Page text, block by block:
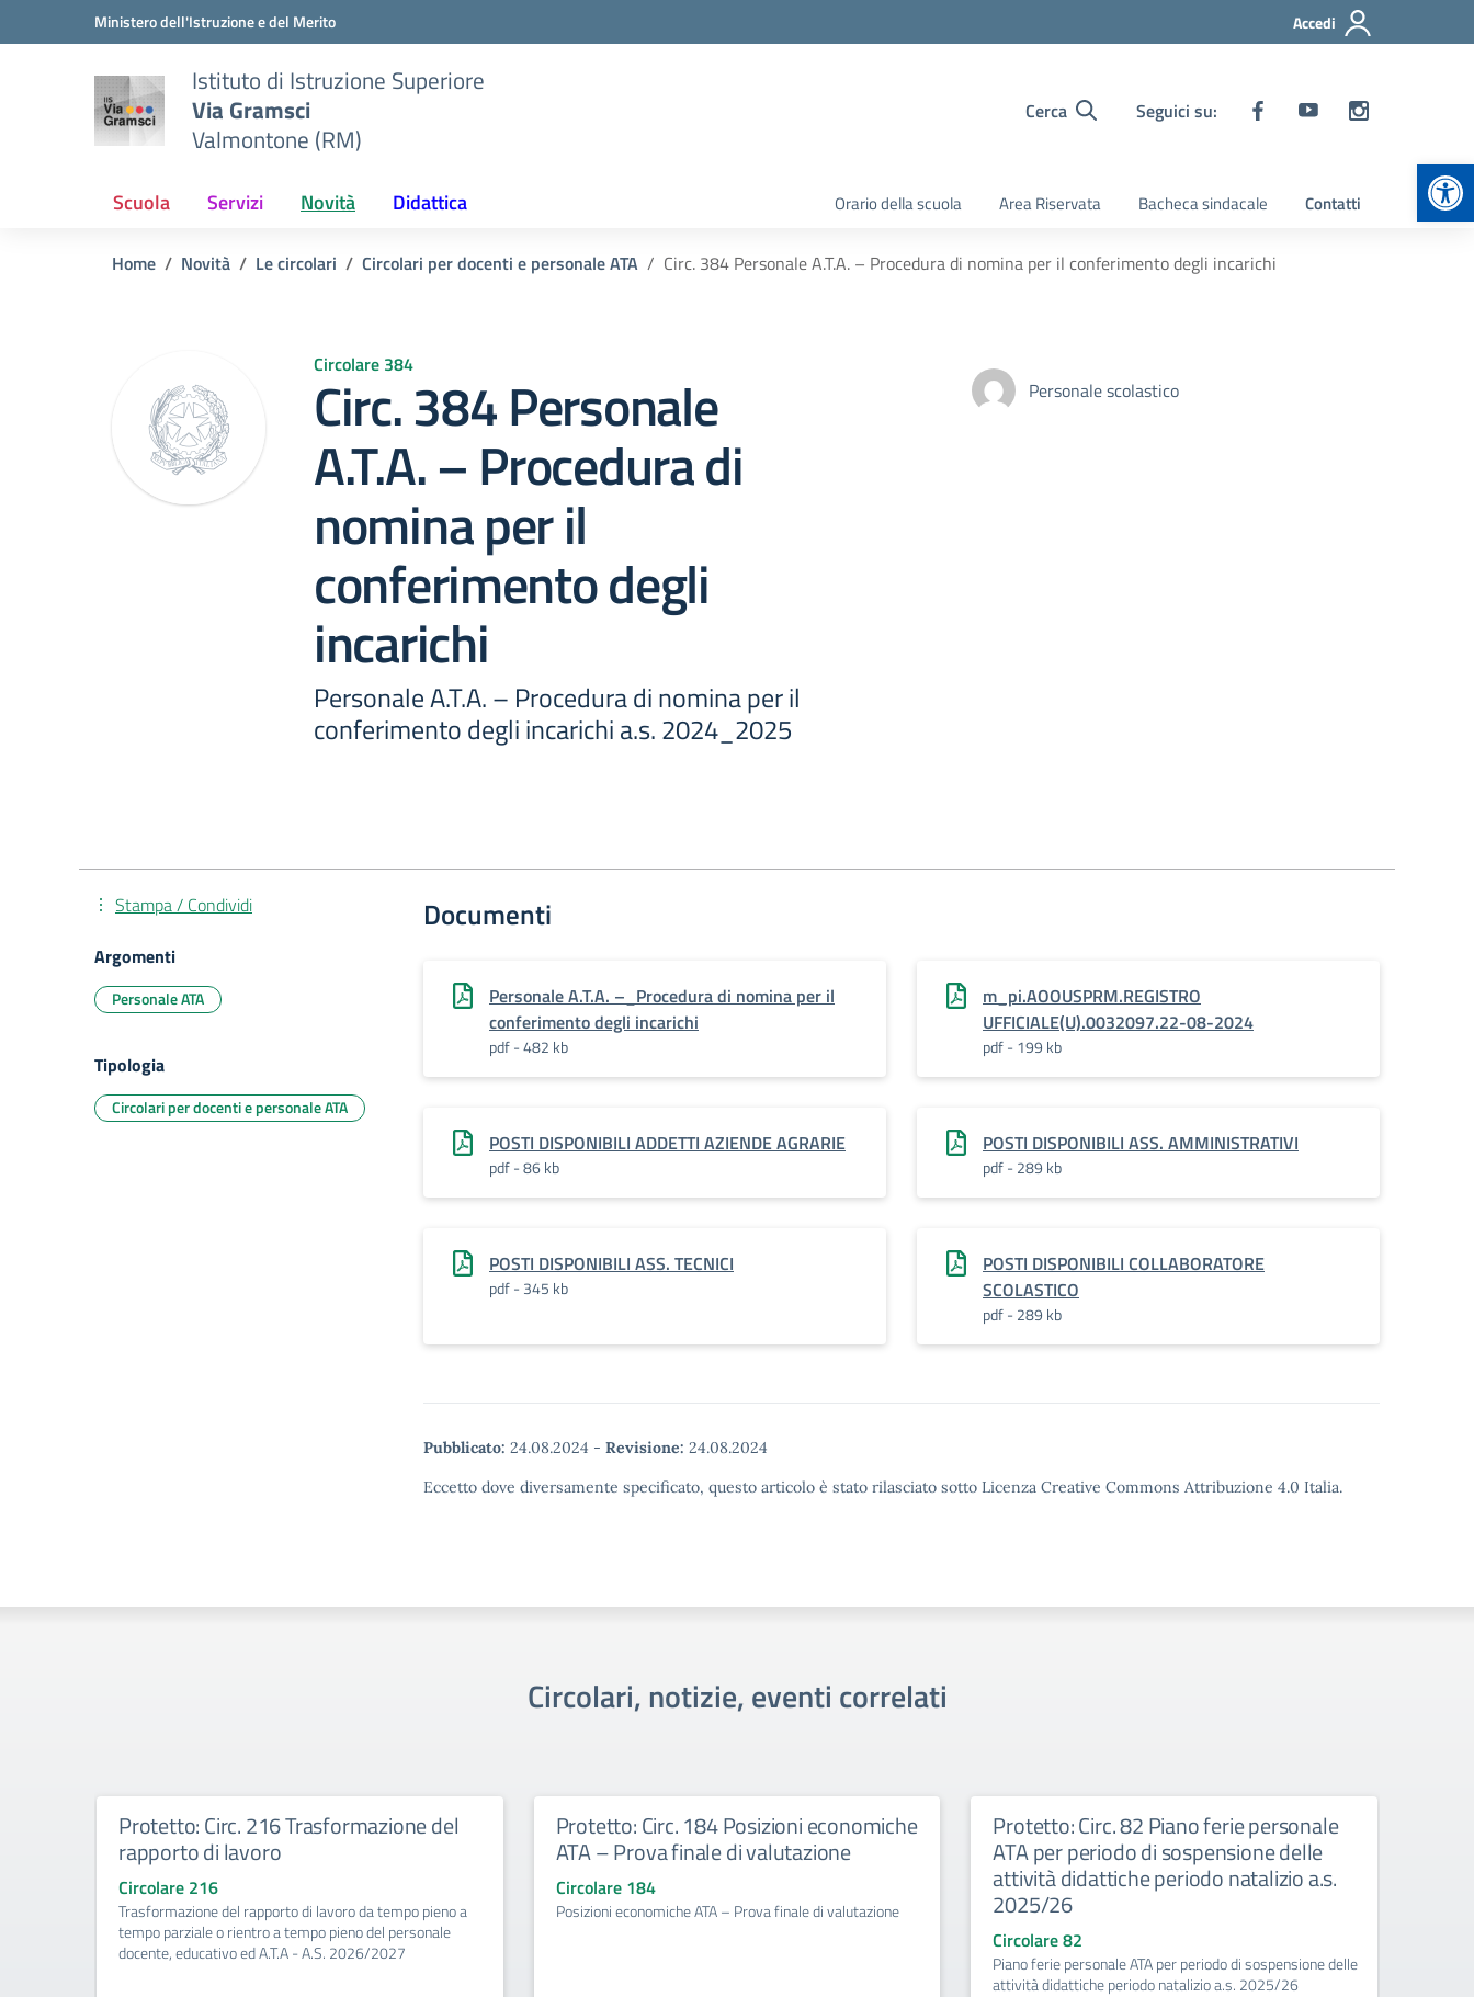
Vai ai contenuti
Vai al menu di navigazioneMinistero dell'Istruzione e del Merito Accedi
Istituto di Istruzione Superiore
Via Gramsci
Valmontone (RM)
Cerca Seguici su:
Scuola Servizi Novità Didattica Orario della scuola Area Riservata Bacheca sindacale Contatti
Home Novità Le circolari Circolari per docenti e personale ATA Circ. 384 Personale A.T.A. – Procedura di nomina per il conferimento degli incarichi
Circolare 384
Circ. 384 Personale
A.T.A. – Procedura di
nomina per il
conferimento degli
incarichi
Personale A.T.A. – Procedura di nomina per il
conferimento degli incarichi a.s. 2024_2025
Personale scolastico
Documenti
Personale A.T.A. –_Procedura di nomina per il
conferimento degli incarichi
pdf - 482 kb
m_pi.AOOUSPRM.REGISTRO
UFFICIALE(U).0032097.22-08-2024
pdf - 199 kb
POSTI DISPONIBILI ADDETTI AZIENDE AGRARIE
pdf - 86 kb
POSTI DISPONIBILI ASS. AMMINISTRATIVI
pdf - 289 kb
POSTI DISPONIBILI ASS. TECNICI
pdf - 345 kb
POSTI DISPONIBILI COLLABORATORE
SCOLASTICO
pdf - 289 kb
Pubblicato: 24.08.2024 - Revisione: 24.08.2024
Eccetto dove diversamente specificato, questo articolo è stato rilasciato sotto Licenza Creative Commons Attribuzione 4.0 Italia.
Stampa / Condividi
Argomenti
Personale ATA
Tipologia
Circolari per docenti e personale ATA
Circolari, notizie, eventi correlati
Protetto: Circ. 216 Trasformazione del
rapporto di lavoro
Circolare 216
Trasformazione del rapporto di lavoro da tempo pieno a
tempo parziale o rientro a tempo pieno del personale
docente, educativo ed A.T.A - A.S. 2026/2027
Protetto: Circ. 184 Posizioni economiche
ATA – Prova finale di valutazione
Circolare 184
Posizioni economiche ATA – Prova finale di valutazione
Protetto: Circ. 82 Piano ferie personale
ATA per periodo di sospensione delle
attività didattiche periodo natalizio a.s.
2025/26
Circolare 82
Piano ferie personale ATA per periodo di sospensione delle
attività didattiche periodo natalizio a.s. 2025/26